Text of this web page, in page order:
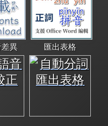
差異 匯出表格